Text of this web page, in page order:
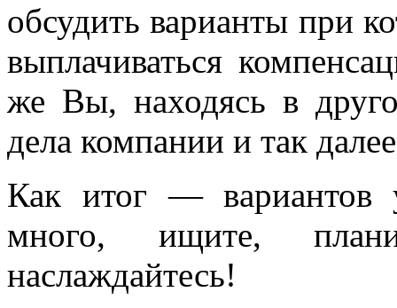
обсудить варианты при
выплачиваться
же Вы, находясь в
дела компании и так
Как итог — вариантов
много, ищите,
наслаждайтесь!